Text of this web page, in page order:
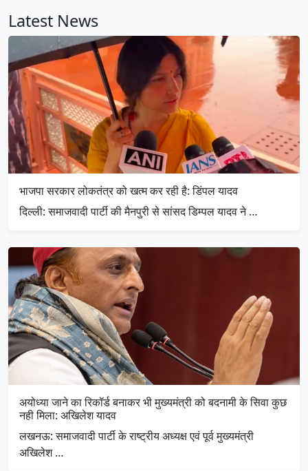
Latest News
भाजपा सरकार लोकतंत्र को खत्म कर रही है: डिंपल यादव
दिल्ली: समाजवादी पार्टी की मैनपुरी से सांसद डिम्पल यादव ने …
अयोध्या जाने का रिकॉर्ड बनाकर भी मुख्यमंत्री को बदनामी के सिवा कुछ
नही मिला: अखिलेश यादव
लखनऊ: समाजवादी पार्टी के राष्ट्रीय अध्यक्ष एवं पूर्व मुख्यमंत्री
अखिलेश …